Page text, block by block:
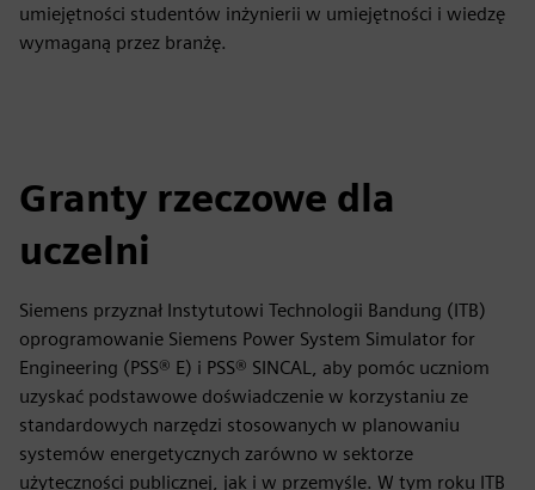
umiejętności studentów inżynierii w umiejętności i wiedzę
wymaganą przez branżę.
Granty rzeczowe dla
uczelni
Siemens przyznał Instytutowi Technologii Bandung (ITB)
oprogramowanie Siemens Power System Simulator for
Engineering (PSS® E) i PSS® SINCAL, aby pomóc uczniom
uzyskać podstawowe doświadczenie w korzystaniu ze
standardowych narzędzi stosowanych w planowaniu
systemów energetycznych zarówno w sektorze
użyteczności publicznej, jak i w przemyśle. W tym roku ITB